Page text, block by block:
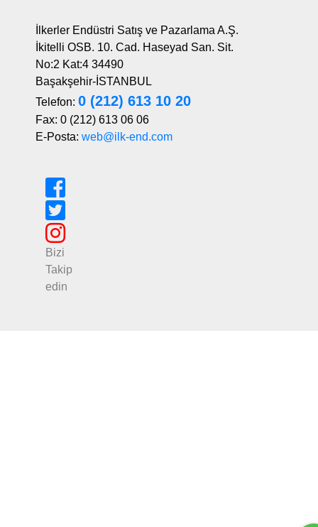
İlkerler Endüstri Satış ve Pazarlama A.Ş.
İkitelli OSB. 10. Cad. Haseyad San. Sit.
No:2 Kat:4 34490
Başakşehir-İSTANBUL
Telefon: 0 (212) 613 10 20
Fax: 0 (212) 613 06 06
E-Posta: web@ilk-end.com
Bizi
Takip
edin